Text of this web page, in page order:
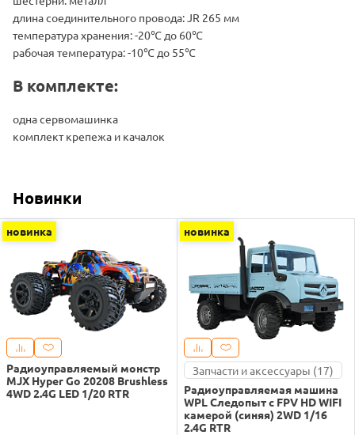
длина соединительного провода: JR 265 мм
температура хранения: -20℃ до 60℃
рабочая температура: -10℃ до 55℃
В комплекте:
одна сервомашинка
комплект крепежа и качалок
Новинки
новинка
Радиоуправляемый монстр
MJX Hyper Go 20208 Brushless
4WD 2.4G LED 1/20 RTR
новинка
Запчасти и аксессуары (17)
Радиоуправляемая машина
WPL Следопыт с FPV HD WIFI
камерой (синяя) 2WD 1/16
2.4G RTR